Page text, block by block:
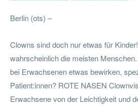
Berlin (ots) –
Clowns sind doch nur etwas für
wahrscheinlich die meisten
bei Erwachsenen etwas bewirken,
Patient:innen? ROTE NASEN
Erwachsene von der Leichtigkeit und